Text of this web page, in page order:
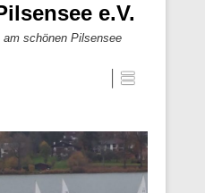
e.V.
schönen Pilsensee